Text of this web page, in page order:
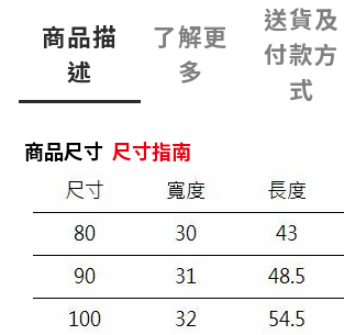
商品描
述
了解更
多
送貨及
付款方
式
商品尺寸 尺寸指南